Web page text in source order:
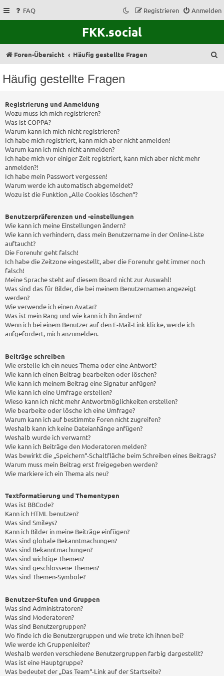
FAQ Anmelden
Registrieren
FKK.social
Foren-Übersicht Häufig gestellte Fragen
Häufig gestellte Fragen
Registrierung und Anmeldung
Wozu muss ich mich registrieren?
Was ist COPPA?
Warum kann ich mich nicht registrieren?
Ich habe mich registriert, kann mich aber nicht anmelden!
Warum kann ich mich nicht anmelden?
Ich habe mich vor einiger Zeit registriert, kann mich aber nicht mehr
anmelden?!
Ich habe mein Passwort vergessen!
Warum werde ich automatisch abgemeldet?
Wozu ist die Funktion „Alle Cookies löschen“?
Benutzerpräferenzen und -einstellungen
Wie kann ich meine Einstellungen ändern?
Wie kann ich verhindern, dass mein Benutzername in der Online-Liste
auftaucht?
Die Forenuhr geht falsch!
Ich habe die Zeitzone eingestellt, aber die Forenuhr geht immer noch
falsch!
Meine Sprache steht auf diesem Board nicht zur Auswahl!
Was sind das für Bilder, die bei meinem Benutzernamen angezeigt
werden?
Wie verwende ich einen Avatar?
Was ist mein Rang und wie kann ich ihn ändern?
Wenn ich bei einem Benutzer auf den E-Mail-Link klicke, werde ich
aufgefordert, mich anzumelden.
Beiträge schreiben
Wie erstelle ich ein neues Thema oder eine Antwort?
Wie kann ich einen Beitrag bearbeiten oder löschen?
Wie kann ich meinem Beitrag eine Signatur anfügen?
Wie kann ich eine Umfrage erstellen?
Wieso kann ich nicht mehr Antwortmöglichkeiten erstellen?
Wie bearbeite oder lösche ich eine Umfrage?
Warum kann ich auf bestimmte Foren nicht zugreifen?
Weshalb kann ich keine Dateianhänge anfügen?
Weshalb wurde ich verwarnt?
Wie kann ich Beiträge den Moderatoren melden?
Was bewirkt die „Speichern“-Schaltfläche beim Schreiben eines Beitrags?
Warum muss mein Beitrag erst freigegeben werden?
Wie markiere ich ein Thema als neu?
Textformatierung und Thementypen
Was ist BBCode?
Kann ich HTML benutzen?
Was sind Smileys?
Kann ich Bilder in meine Beiträge einfügen?
Was sind globale Bekanntmachungen?
Was sind Bekanntmachungen?
Was sind wichtige Themen?
Was sind geschlossene Themen?
Was sind Themen-Symbole?
Benutzer-Stufen und Gruppen
Was sind Administratoren?
Was sind Moderatoren?
Was sind Benutzergruppen?
Wo finde ich die Benutzergruppen und wie trete ich ihnen bei?
Wie werde ich Gruppenleiter?
Weshalb werden verschiedene Benutzergruppen farbig dargestellt?
Was ist eine Hauptgruppe?
Was bedeutet der „Das Team“-Link auf der Startseite?